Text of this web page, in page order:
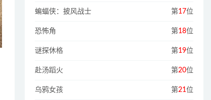
蝙蝠侠：披风战士 第17位
恐怖角 第18位
谜探休格 第19位
赴汤蹈火 第20位
乌鸦女孩 第21位